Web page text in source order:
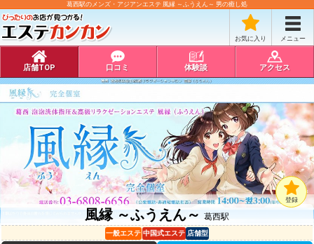
葛西駅のメンズ・アジアンエステ 風縁 ～ふうえん～ 男の癒し処
お気に入り メニュー
店舗TOP 口コミ 体験談 アクセス
風縁 ～ふうえん～ 葛西駅
登録
一般エステ 中国式エステ 店舗型